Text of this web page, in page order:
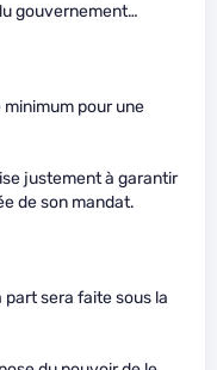
gouvernement…
pour une
justement à garantir
de son mandat.
part sera faite sous la